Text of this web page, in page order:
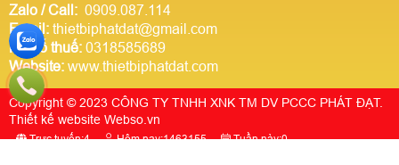
Zalo / Call: 0909.087.114
Email: thietbiphatdat@gmail.com
Mã số thuế: 0318585689
Website: www.thietbiphatdat.com
Copyright © 2023 CÔNG TY TNHH XNK TM DV PCCC PHÁT ĐẠT.
Thiết kế website Webso.vn
Trực tuyến:4 Hôm nay:1463155 Tuần này:0